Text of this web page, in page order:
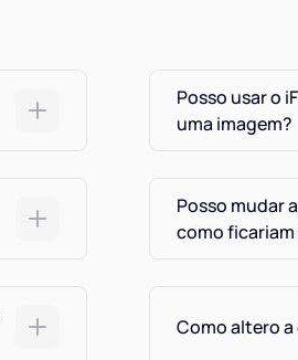
Posso usar o
uma imagem?
Posso mudar
como
Como altero a